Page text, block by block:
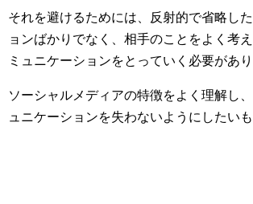
それを避けるためには、反射的で省略し
ョンばかりでなく、相手のことをよく考
ミュニケーションをとっていく必要があり
ソーシャルメディアの特徴をよく理解し
ュニケーションを失わないようにしたいも